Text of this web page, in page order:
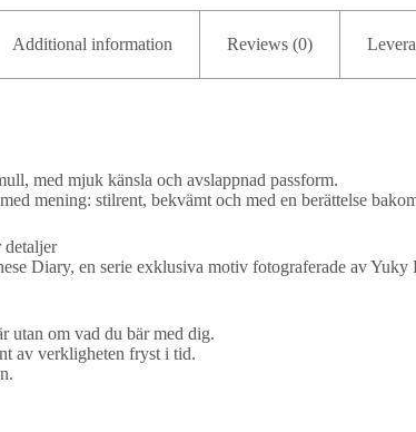
Additional information Reviews (0)
med mjuk känsla och avslappnad passform.
mening: stilrent, bekvämt och med en berättelse
detaljer
Diary, en serie exklusiva motiv fotograferade av
utan om vad du bär med dig.
av verkligheten fryst i tid.